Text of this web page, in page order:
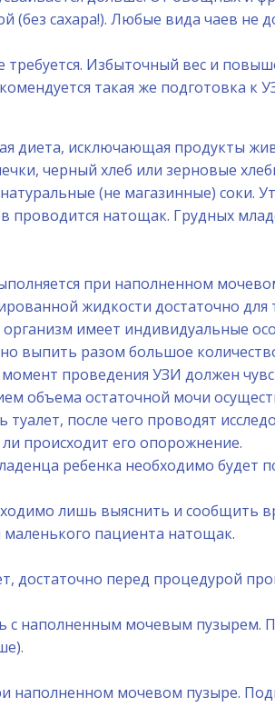
сахара!). Любые вида чаев не
Избыточный вес и
такая же подготовка
диета, исключающая продукты
черный хлеб или зерновые
(не магазинные) соки.
натощак. Грудных
при наполненном
жидкости достаточно
имеет индивидуальные
выпить разом большое
проведения УЗИ должен
объема остаточной мочи
после чего проводят
происходит его опорожнение.
ребенка необходимо
лишь выяснить и сообщить
пациента натощак.
достаточно перед процедурой
наполненным мочевым пузырем.
наполненном мочевом пузыре.